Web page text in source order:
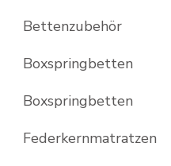
Bettenzubehör
Boxspringbetten
Boxspringbetten
Federkernmatratzen